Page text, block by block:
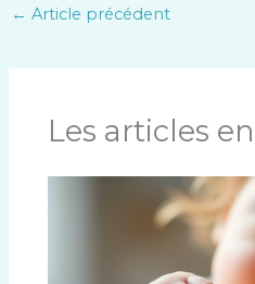
← Article précédent
Les articles